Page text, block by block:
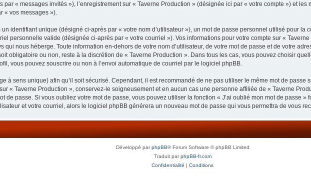
par « messages invités »), l’enregistrement sur « Taverne Production » (désignée ici par « votre compte ») et
« vos messages »).
identifiant unique (désigné ci-après par « votre nom d’utilisateur »), un mot de passe personnel utilisé pour la
personnelle valide (désignée ci-après par « votre courriel »). Vos informations pour votre compte sur «
qui nous héberge. Toute information en-dehors de votre nom d’utilisateur, de votre mot de passe et de votre
obligatoire ou non, reste à la discrétion de « Taverne Production ». Dans tous les cas, vous pouvez choisir
vous pouvez souscrire ou non à l’envoi automatique de courriel par le logiciel phpBB.
à sens unique) afin qu’il soit sécurisé. Cependant, il est recommandé de ne pas utiliser le même mot de passe
« Taverne Production », conservez-le soigneusement et en aucun cas une personne affiliée de « Taverne
de passe. Si vous oubliez votre mot de passe, vous pouvez utiliser la fonction « J’ai oublié mon mot de passe
et votre courriel, alors le logiciel phpBB générera un nouveau mot de passe qui vous permettra de vous
Développé parphpBB® Forum Software © phpBB Limited
Traduit parphpBB-fr.com
Confidentialité | Conditions